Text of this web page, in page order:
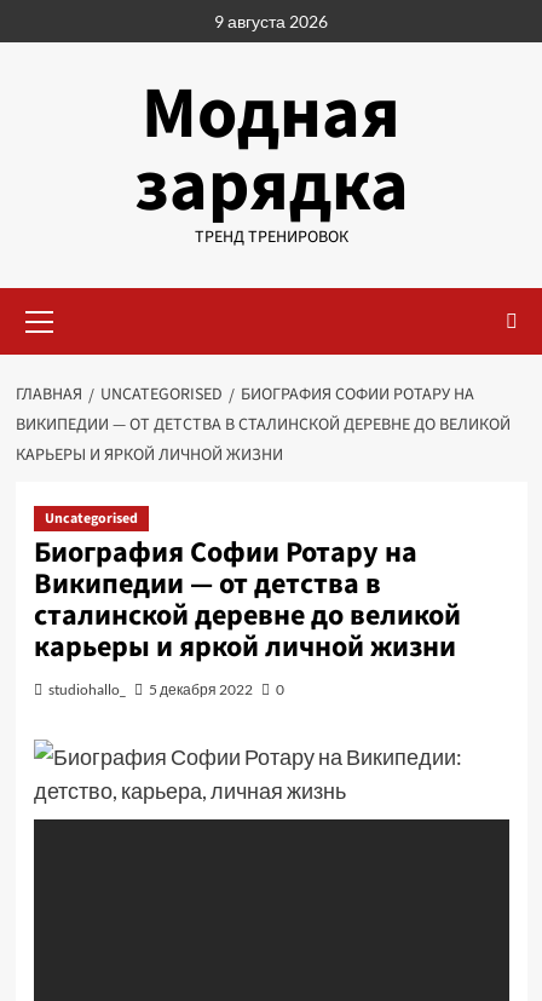
к
9 августа 2026
Модная
зарядка
ТРЕНД ТРЕНИРОВОК
меню
ГЛАВНАЯ UNCATEGORISED
БИОГРАФИЯ СОФИИ РОТАРУ НА
ВИКИПЕДИИ — ОТ ДЕТСТВА В СТАЛИНСКОЙ ДЕРЕВНЕ ДО ВЕЛИКОЙ
КАРЬЕРЫ И ЯРКОЙ ЛИЧНОЙ ЖИЗНИ
Uncategorised
Биография Софии Ротару на
Википедии — от детства в
сталинской деревне до великой
карьеры и яркой личной жизни
studiohallo_ 5 декабря 2022 0